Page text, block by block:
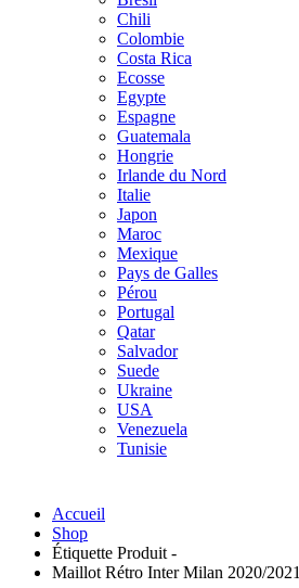
Chili
Colombie
Costa Rica
Ecosse
Egypte
Espagne
Guatemala
Hongrie
Irlande du Nord
Italie
Japon
Maroc
Mexique
Pays de Galles
Pérou
Portugal
Qatar
Salvador
Suede
Ukraine
USA
Venezuela
Tunisie
Accueil
Shop
Étiquette Produit -
Maillot Rétro Inter Milan 2020/2021